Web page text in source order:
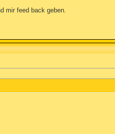
mir feed back geben.